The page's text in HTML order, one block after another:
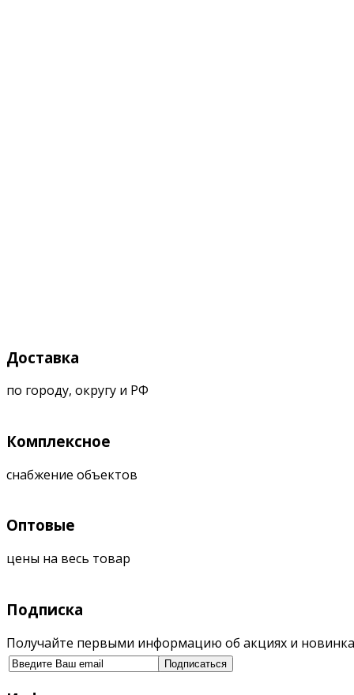
Доставка
по городу, округу и РФ
Комплексное
снабжение объектов
Оптовые
цены на весь товар
Подписка
Получайте первыми информацию об акциях и